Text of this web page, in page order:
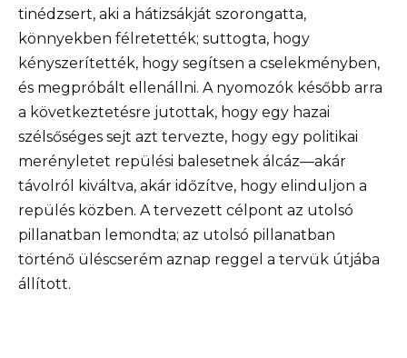
tinédzsert, aki a hátizsákját szorongatta,
könnyekben félretették; suttogta, hogy
kényszerítették, hogy segítsen a cselekményben,
és megpróbált ellenállni. A nyomozók később arra
a következtetésre jutottak, hogy egy hazai
szélsőséges sejt azt tervezte, hogy egy politikai
merényletet repülési balesetnek álcáz—akár
távolról kiváltva, akár időzítve, hogy elinduljon a
repülés közben. A tervezett célpont az utolsó
pillanatban lemondta; az utolsó pillanatban
történő üléscserém aznap reggel a tervük útjába
állított.